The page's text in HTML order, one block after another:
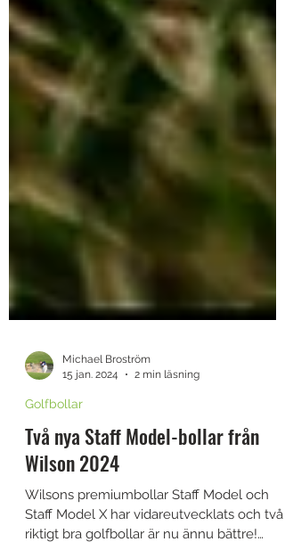
15 jan. 2024
2 min läsning
Golfbollar
Två nya Staff Model-bollar från
Wilson 2024